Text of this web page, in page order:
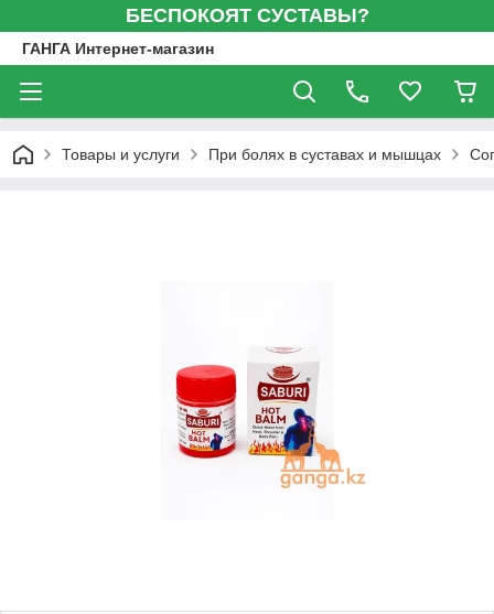
БЕСПОКОЯТ СУСТАВЫ?
ГАНГА Интернет-магазин
Товары и услуги При болях в суставах и мышцах